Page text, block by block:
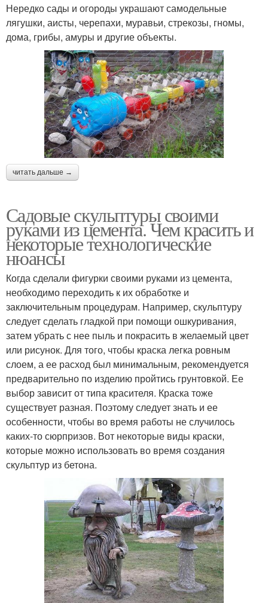
Нередко сады и огороды украшают самодельные
лягушки, аисты, черепахи, муравьи, стрекозы, гномы,
дома, грибы, амуры и другие объекты.
читать дальше →
Садовые скульптуры своими
руками из цемента. Чем красить и
некоторые технологические
нюансы
Когда сделали фигурки своими руками из цемента,
необходимо переходить к их обработке и
заключительным процедурам. Например, скульптуру
следует сделать гладкой при помощи ошкуривания,
затем убрать с нее пыль и покрасить в желаемый цвет
или рисунок. Для того, чтобы краска легка ровным
слоем, а ее расход был минимальным, рекомендуется
предварительно по изделию пройтись грунтовкой. Ее
выбор зависит от типа красителя. Краска тоже
существует разная. Поэтому следует знать и ее
особенности, чтобы во время работы не случилось
каких-то сюрпризов. Вот некоторые виды краски,
которые можно использовать во время создания
скульптур из бетона.